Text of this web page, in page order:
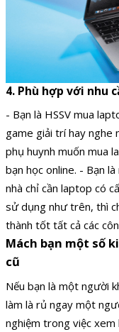
4. Phù hợp với nhu
- Bạn là HSSV mua
game giải trí hay nghe
phụ huynh muốn mua
bạn học online. - Bạn
nhà chỉ cần laptop có
sử dụng như trên, thì
thành tốt tất cả các
Mách bạn một số
cũ
Nếu bạn là một người
làm là rủ ngay một
nghiệm trong việc xem